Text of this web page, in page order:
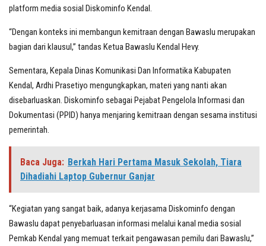
platform media sosial Diskominfo Kendal.
“Dengan konteks ini membangun kemitraan dengan Bawaslu merupakan
bagian dari klausul,” tandas Ketua Bawaslu Kendal Hevy.
Sementara, Kepala Dinas Komunikasi Dan Informatika Kabupaten
Kendal, Ardhi Prasetiyo mengungkapkan, materi yang nanti akan
disebarluaskan. Diskominfo sebagai Pejabat Pengelola Informasi dan
Dokumentasi (PPID) hanya menjaring kemitraan dengan sesama institusi
pemerintah.
Baca Juga: Berkah Hari Pertama Masuk Sekolah, Tiara
Dihadiahi Laptop Gubernur Ganjar
“Kegiatan yang sangat baik, adanya kerjasama Diskominfo dengan
Bawaslu dapat penyebarluasan informasi melalui kanal media sosial
Pemkab Kendal yang memuat terkait pengawasan pemilu dari Bawaslu,”